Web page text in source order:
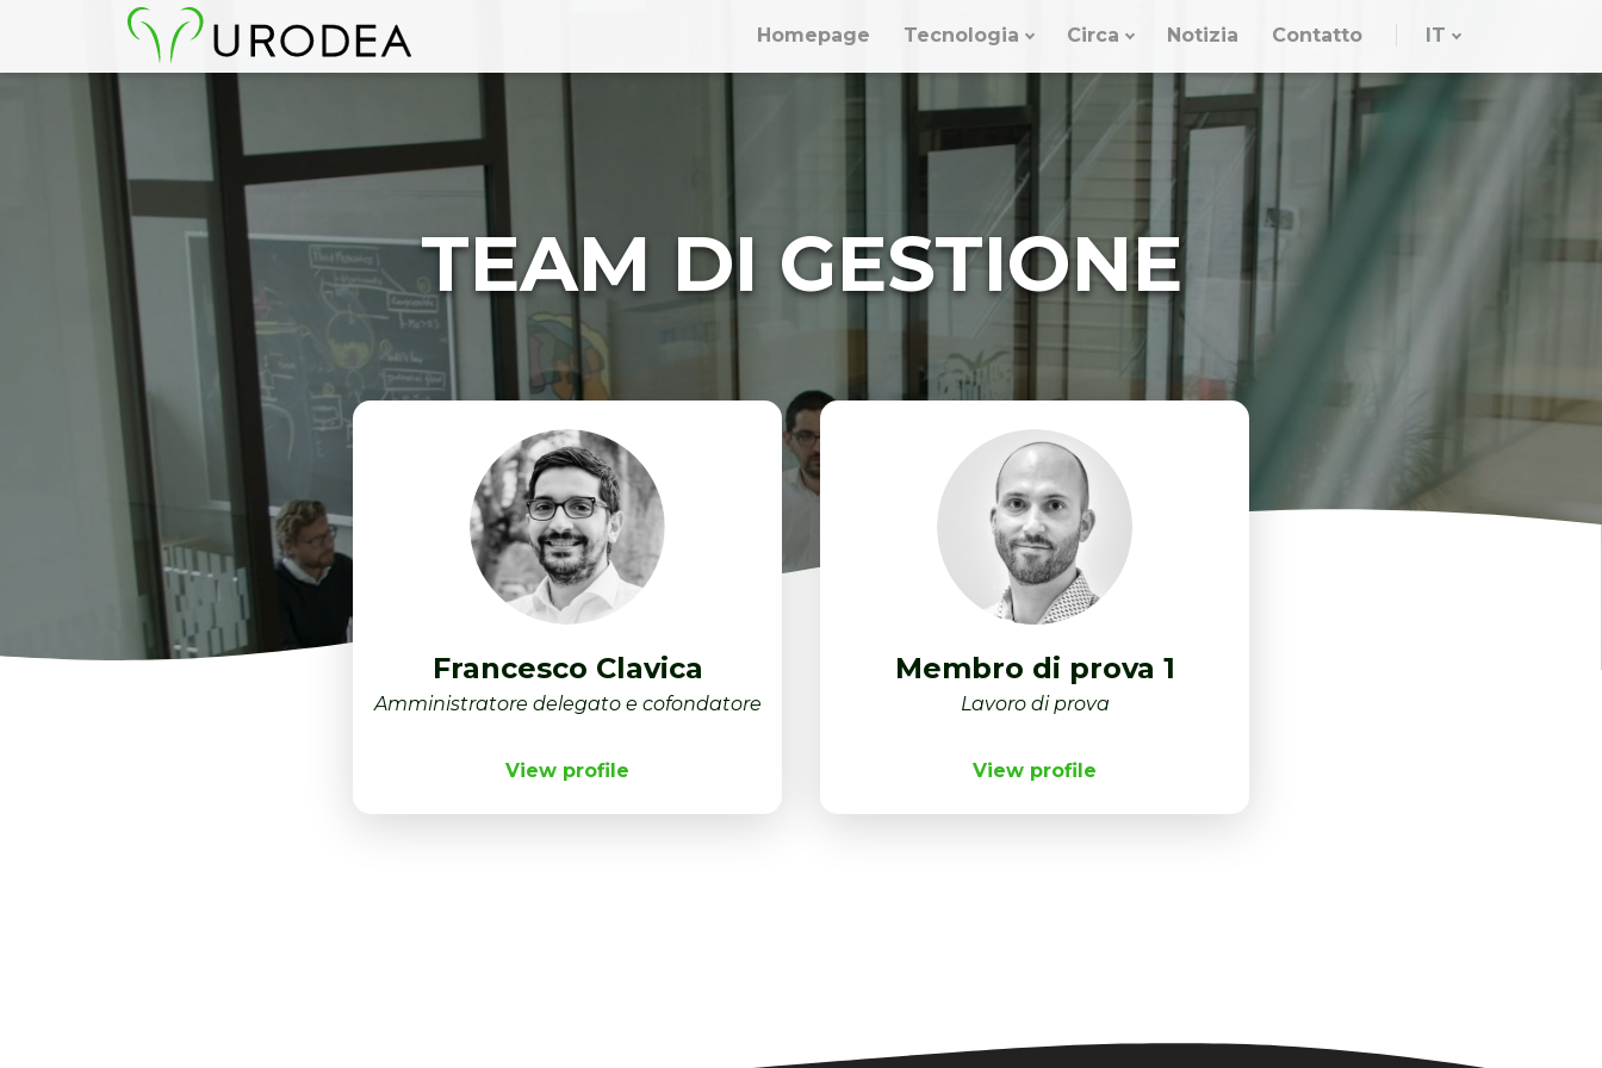
Homepage Tecnologia Circa Notizia Contatto IT
IL TEAM
TEAM DI GESTIONE
Francesco Clavica
Amministratore delegato e cofondatore
View profile
Membro di prova 1
Lavoro di prova
View profile